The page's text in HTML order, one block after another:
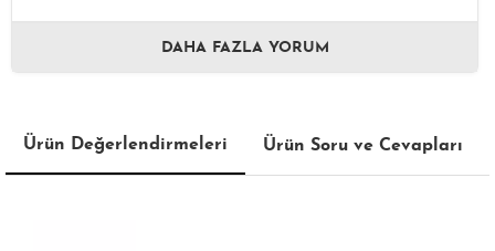
DAHA FAZLA YORUM
Ürün Değerlendirmeleri Ürün Soru ve Cevapları